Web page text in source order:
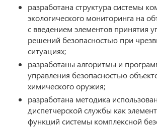
разработана структура системы
экологического мониторинга на
с введением элементов принятия
решений безопасностью при
ситуациях;
разработаны алгоритмы и
управления безопасностью
химического оружия;
разработана методика
диспетчерской службы как
функций системы комплексной